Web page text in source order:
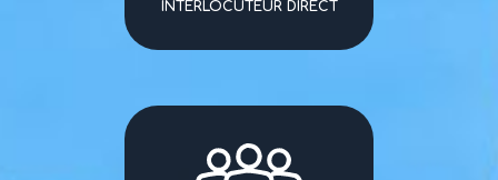
INTERLOCUTEUR DIRECT